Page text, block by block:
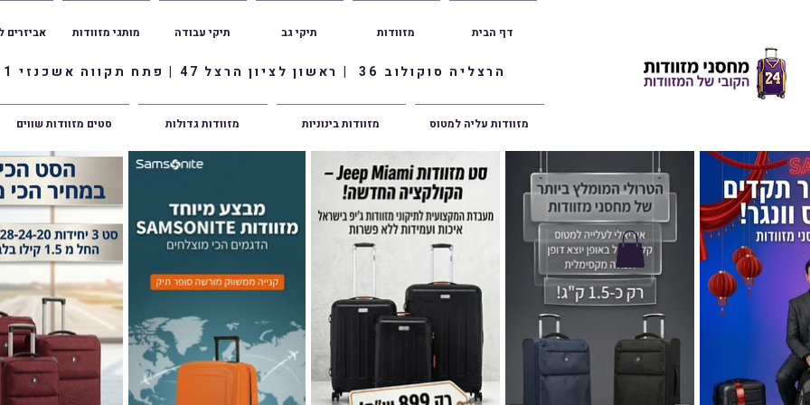
הרצליה סוקולוב 36 | ראשון לציון הרצל 47 | פתח תקווה אשכנזי 1
אביזרים מותגי מזוודות תיקי עבודה תיקי גב מזוודות דף הבית
סטים מזוודות שווים מזוודות גדולות מזוודות בינוניות מזוודות עליה למטוס